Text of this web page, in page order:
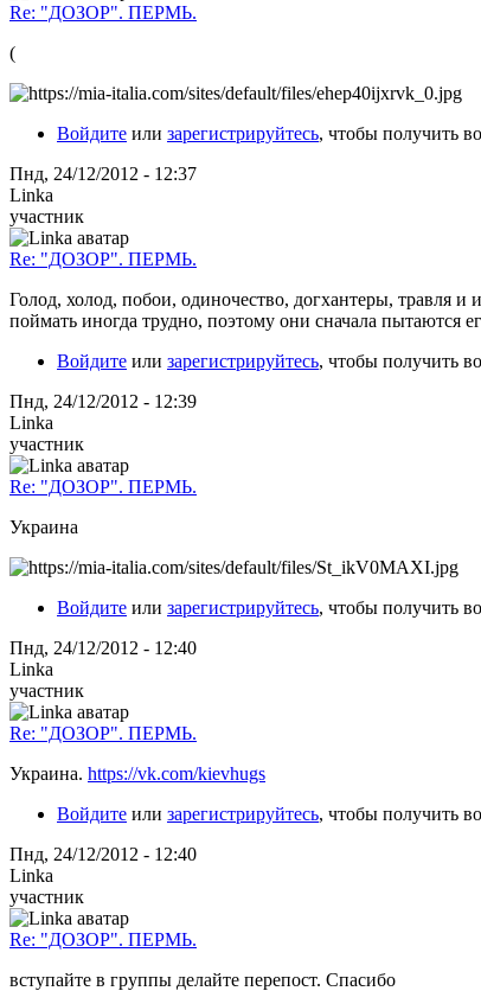
Re: "ДОЗОР". ПЕРМЬ.
(
Войдите или зарегистрируйтесь, чтобы получить
Пнд, 24/12/2012 - 12:37
Linka
участник
Re: "ДОЗОР". ПЕРМЬ.
Голод, холод, побои, одиночество, догхантеры, травля
поймать иногда трудно, поэтому они сначала пытаются
Войдите или зарегистрируйтесь, чтобы получить
Пнд, 24/12/2012 - 12:39
Linka
участник
Re: "ДОЗОР". ПЕРМЬ.
Украина
Войдите или зарегистрируйтесь, чтобы получить
Пнд, 24/12/2012 - 12:40
Linka
участник
Re: "ДОЗОР". ПЕРМЬ.
Украина. https://vk.com/kievhugs
Войдите или зарегистрируйтесь, чтобы получить
Пнд, 24/12/2012 - 12:40
Linka
участник
Re: "ДОЗОР". ПЕРМЬ.
вступайте в группы делайте перепост. Спасибо